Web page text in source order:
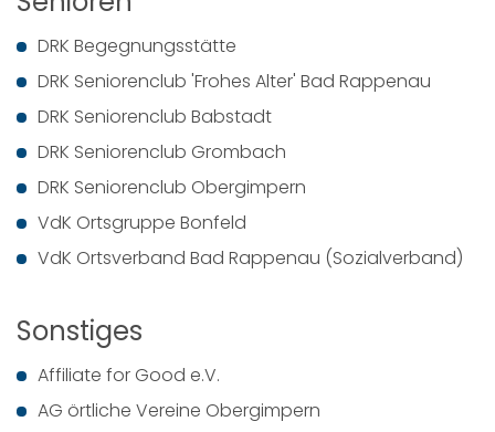
DRK Begegnungsstätte
DRK Seniorenclub 'Frohes Alter' Bad Rappenau
DRK Seniorenclub Babstadt
DRK Seniorenclub Grombach
DRK Seniorenclub Obergimpern
VdK Ortsgruppe Bonfeld
VdK Ortsverband Bad Rappenau (Sozialverband)
Sonstiges
Affiliate for Good e.V.
AG örtliche Vereine Obergimpern